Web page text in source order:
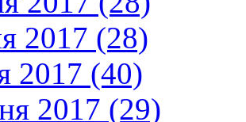
2017 (28)
2017 (40)
2017 (29)